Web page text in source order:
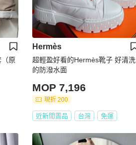
（原
Hermès
超輕盈好看的Hermès靴子 好清洗
的防潑水面
MOP 7,196
現折 200
近新閒置品 台灣 免運